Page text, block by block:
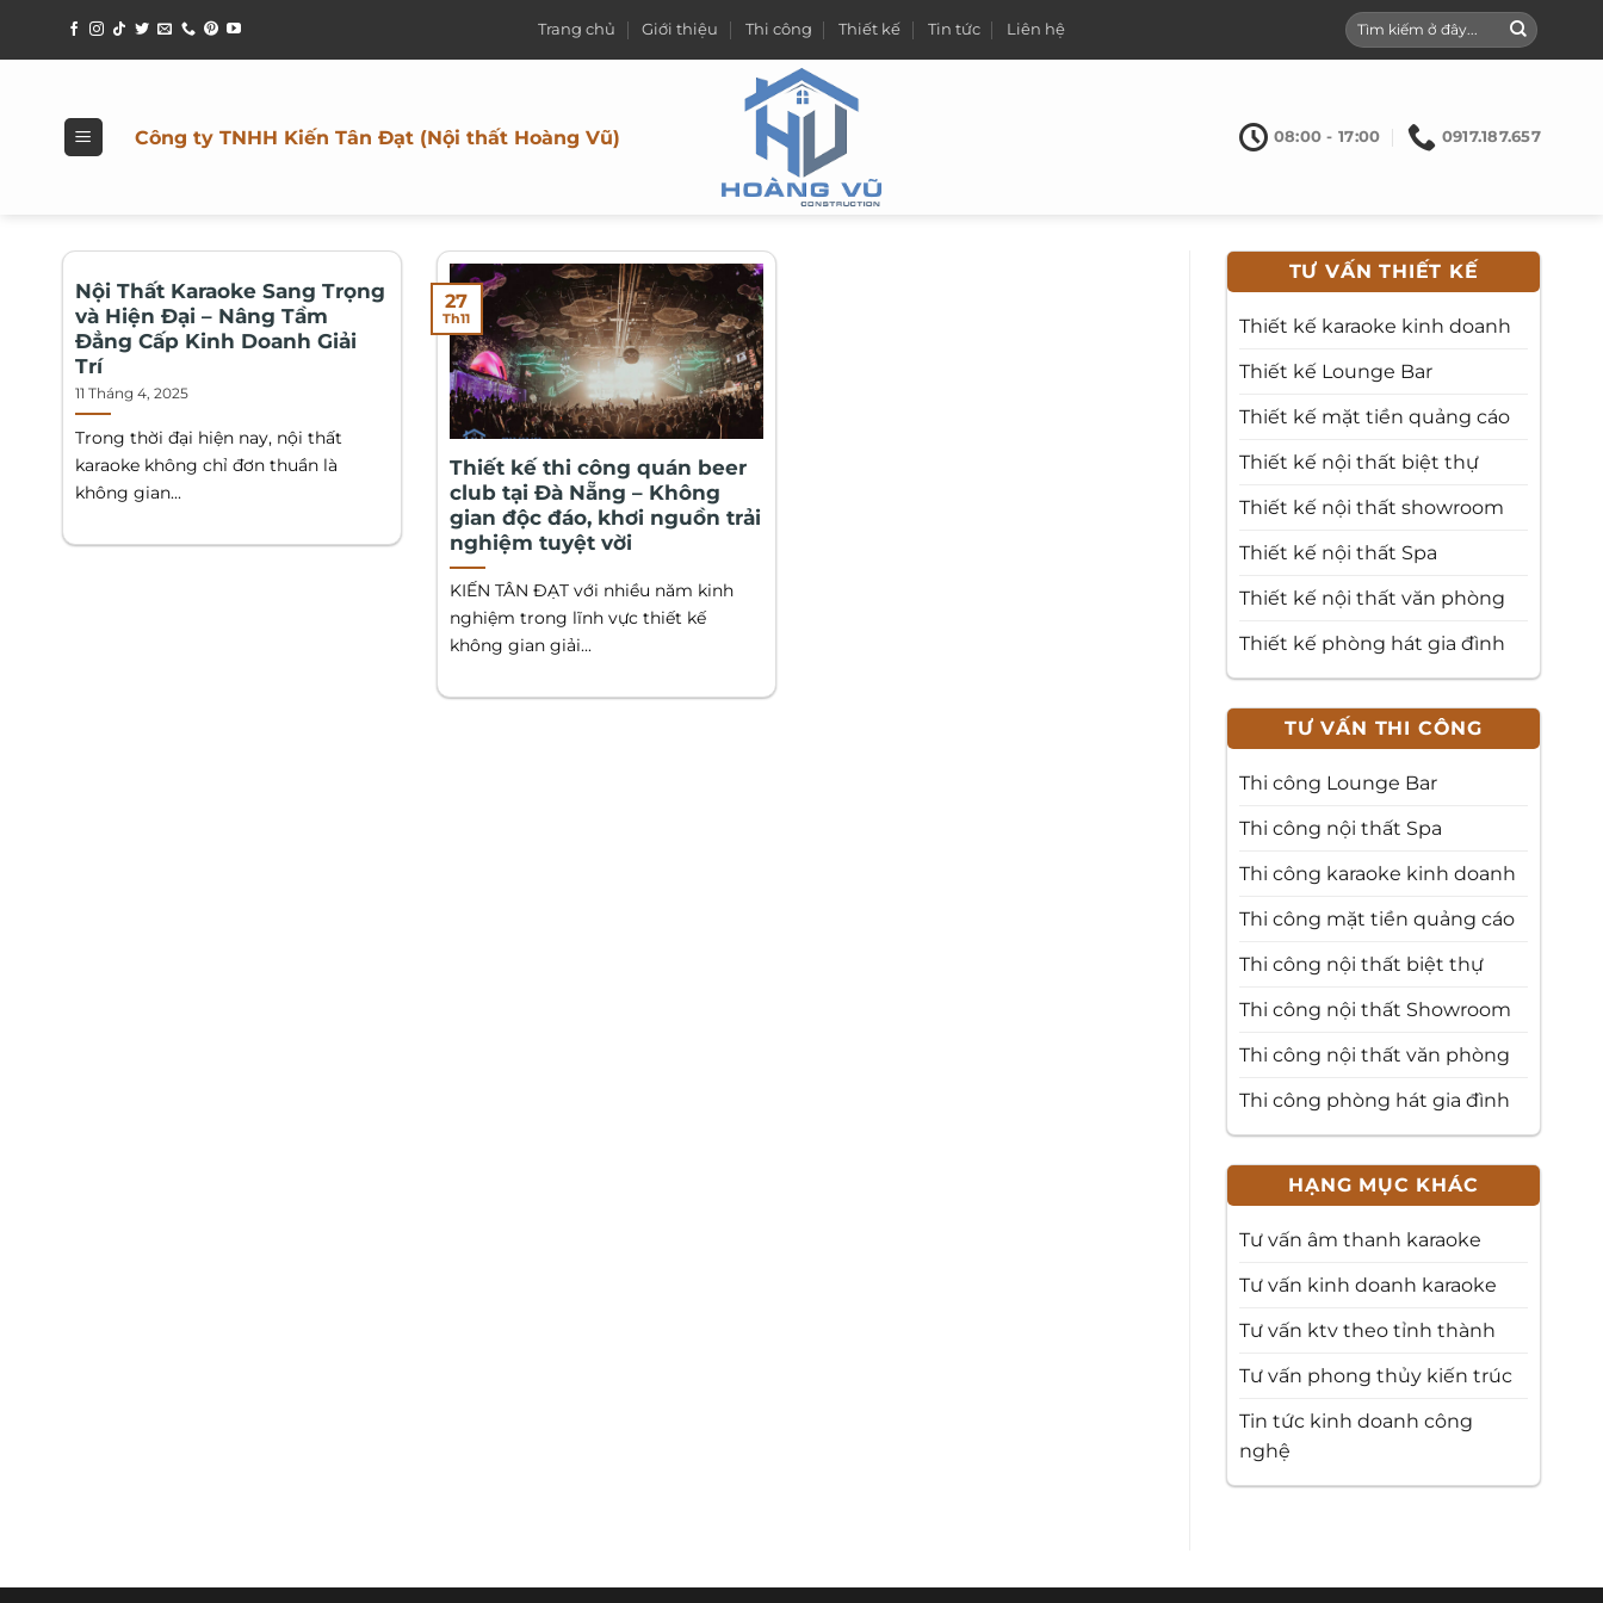
Trang chủ Giới thiệu Thi công Thiết kế Tin tức Liên hệ
Công ty TNHH Kiến Tân Đạt (Nội thất Hoàng Vũ) 08:00 - 17:00 0917.187.657
Nội Thất Karaoke Sang Trọng
và Hiện Đại – Nâng Tầm
Đẳng Cấp Kinh Doanh Giải
Trí
11 Tháng 4, 2025
Trong thời đại hiện nay, nội thất
karaoke không chỉ đơn thuần là
không gian...
Thiết kế thi công quán beer
club tại Đà Nẵng – Không
gian độc đáo, khơi nguồn trải
nghiệm tuyệt vời
KIẾN TÂN ĐẠT với nhiều năm kinh
nghiệm trong lĩnh vực thiết kế
không gian giải...
27
Th11
TƯ VẤN THIẾT KẾ
Thiết kế karaoke kinh doanh
Thiết kế Lounge Bar
Thiết kế mặt tiền quảng cáo
Thiết kế nội thất biệt thự
Thiết kế nội thất showroom
Thiết kế nội thất Spa
Thiết kế nội thất văn phòng
Thiết kế phòng hát gia đình
TƯ VẤN THI CÔNG
Thi công Lounge Bar
Thi công nội thất Spa
Thi công karaoke kinh doanh
Thi công mặt tiền quảng cáo
Thi công nội thất biệt thự
Thi công nội thất Showroom
Thi công nội thất văn phòng
Thi công phòng hát gia đình
HẠNG MỤC KHÁC
Tư vấn âm thanh karaoke
Tư vấn kinh doanh karaoke
Tư vấn ktv theo tỉnh thành
Tư vấn phong thủy kiến trúc
Tin tức kinh doanh công
nghệ